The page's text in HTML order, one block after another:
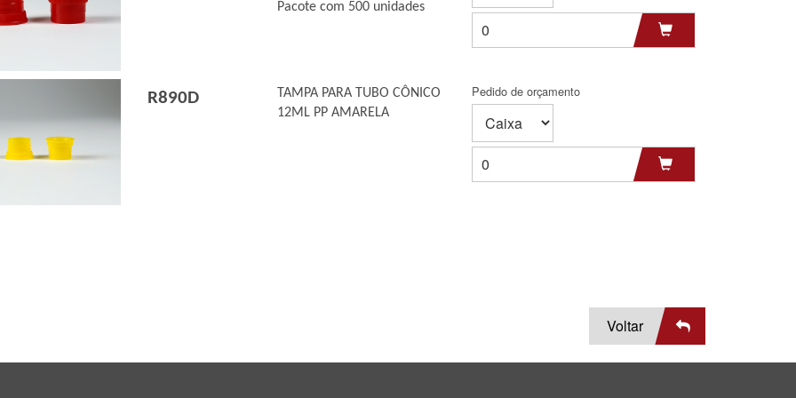
Pacote com 500 unidades
R890D
TAMPA PARA TUBO CÔNICO
12ML PP AMARELA
Pedido de orçamento
Voltar